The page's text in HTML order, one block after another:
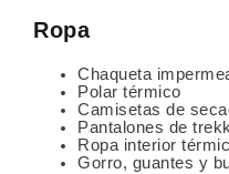
Ropa
Chaqueta
Polar térmico
Camisetas de
Pantalones de
Ropa interior
Gorro, guantes y